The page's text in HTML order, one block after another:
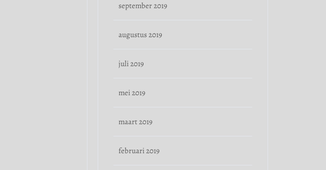
september 2019
augustus 2019
juli 2019
mei 2019
maart 2019
februari 2019